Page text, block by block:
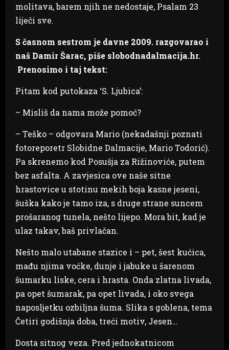
molitava, barem njih ne nedostaje, Psalam 23
liječi sve.
S časnom sestrom je davne 2009. razgovarao i
naš Damir Šarac, piše slobodnadalmacija.hr.
Prenosimo i taj tekst:
Pitam kod putokaza ‘S. Ljubica’:
– Misliš da nama može pomoć?
– Teško – odgovara Mario (nekadašnji poznati
fotoreporetr Slobidne Dalmacije, Mario Todorić).
Pa skrenemo kod Posušja za Rižinoviće, putem
bez asfalta. A zavjesica ove naše sitne
hrastovice u stotinu mekih boja kasne jeseni,
šuška kako je tamo iza, s druge strane suncem
prošaranog tunela, nešto lijepo. Mora bit, kad je
ulaz takav, baš privlačan.
Nešto malo utabane stazice i – pet, šest kućica,
mađu njima voćke, dunje i jabuke u šarenom
šumarku liske, cera i hrasta. Onda zlatna livada,
pa opet šumarak, pa opet livada, i oko svega
naposljetku ozbiljna šuma. Slika s goblena, tema
Četiri godišnja doba, treći motiv, Jesen…
Dosta sitnog veza. Pred jednokatnicom